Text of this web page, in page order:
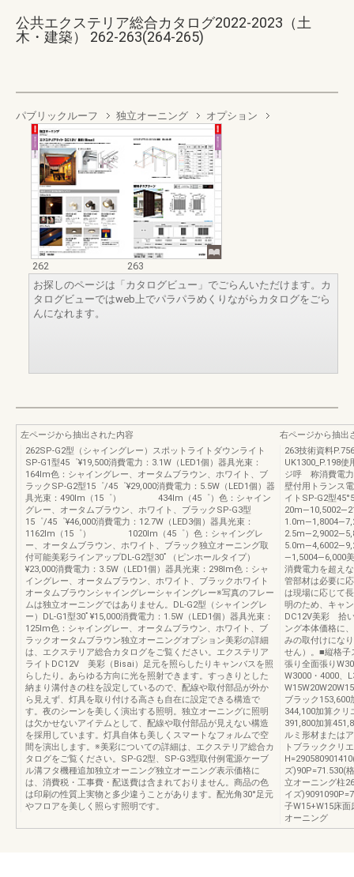
公共エクステリア総合カタログ2022-2023（土
木・建築） 262-263(264-265)
パブリックルーフ 独立オーニング オプション
262
263
お探しのページは「カタログビュー」でごらんいただけます。カ
タログビューではweb上でパラパラめくりながらカタログをごら
んになれます。
左ページから抽出された内容
262SP-G2型（シャイングレー）スポットライトダウンライト
SP-G1型45゜¥19,500消費電力：3.1W（LED1個）器具光束：
164lm色：シャイングレー、オータムブラウン、ホワイト、ブ
ラックSP-G2型15゜/45゜¥29,000消費電力：5.5W（LED1個）器
具光束：490lm（15゜） 434lm（45゜）色：シャイン
グレー、オータムブラウン、ホワイト、ブラックSP-G3型
15゜/45゜¥46,000消費電力：12.7W（LED3個）器具光束：
1162lm（15゜） 1020lm（45゜）色：シャイングレ
ー、オータムブラウン、ホワイト、ブラック独立オーニング取
付可能美彩ラインアップDL-G2型30ﾟ（ピンホールタイプ）
¥23,000消費電力：3.5W（LED1個）器具光束：298lm色：シャ
イングレー、オータムブラウン、ホワイト、ブラックホワイト
オータムブラウンシャイングレーシャイングレー※‌写真のフレー
ムは独立オーニングではありません。DL-G2型（シャイングレ
ー）DL-G1型30ﾟ¥15,000消費電力：1.5W（LED1個）器具光束：
125lm色：シャイングレー、オータムブラウン、ホワイト、ブ
ラックオータムブラウン独立オーニングオプション美彩の詳細
は、エクステリア総合カタログをご覧ください。エクステリア
ライトDC12V 美彩（Bisai）足元を照らしたりキャンバスを照
らしたり。あらゆる方向に光を照射できます。すっきりとした
納まり溝付きの柱を設定しているので、配線や取付部品が外か
ら見えず、灯具を取り付ける高さも自在に設定できる構造で
す。夜のシーンを美しく演出する照明。独立オーニングに照明
は欠かせないアイテムとして、配線や取付部品が見えない構造
を採用しています。灯具自体も美しくスマートなフォルムで空
間を演出します。※美彩についての詳細は、エクステリア総合カ
タログをご覧ください。SP-G2型、SP-G3型取付例電源ケーブ
ル溝フタ機種追加独立オーニング独立オーニング表示価格に
は、消費税・工事費・配送費は含まれておりません。商品の色
は印刷の性質上実物と多少違うことがあります。配光角30°足元
やフロアを美しく照らす照明です。
右ページから抽出
263技術資料
UK1300_P.198
ジ呼 称消費電力
壁付用トランス
イトSP-G2型
―1,5004―6,000
消費電力を超え
管部材は必要に
は現場に応じて
明のため、キャ
DC12V美彩 拾
ング本体価格に
みの取付けにな
せん）。■縦格
張り全面張り
W3000・4000、
ブラック153,600
344,100加算クリ
391,800加算
ルミ形材または
トブラッククリ
ズ)90P=71.530(
立オーニング柱
イズ
子W15+W15床
オーニング